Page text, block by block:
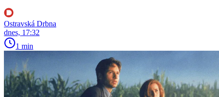
Ostravská Drbna
dnes, 17:32
1 min